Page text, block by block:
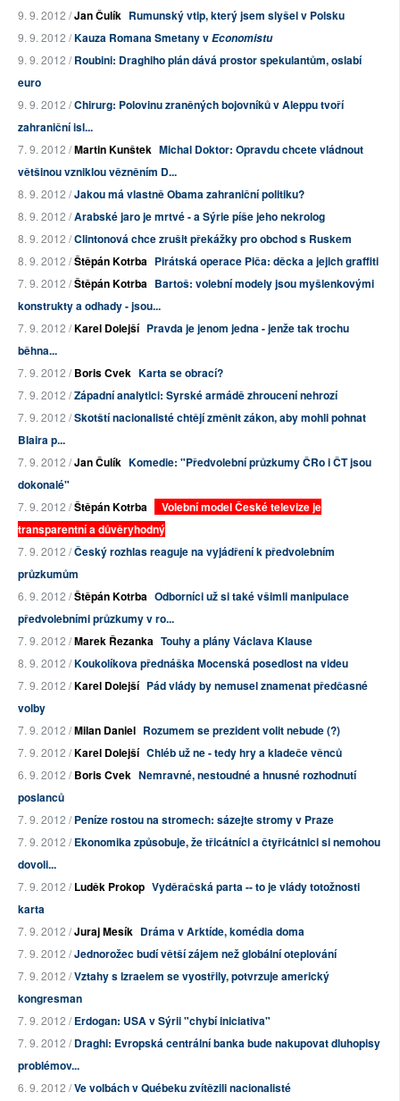
9. 9. 2012 /Jan Čulík Rumunský vtip, který jsem slyšel v Polsku
9. 9. 2012 /Kauza Romana Smetany vEconomistu
9. 9. 2012 /Roubini: Draghiho plán dává prostor spekulantům, oslabí
euro
9. 9. 2012 /Chirurg: Polovinu zraněných bojovníků v Aleppu tvoří
zahraniční isl...
7. 9. 2012 /Martin Kunštek Michal Doktor: Opravdu chcete vládnout
většinou vzniklou vězněním D...
8. 9. 2012 /Jakou má vlastně Obama zahraniční politiku?
8. 9. 2012 /Arabské jaro je mrtvé - a Sýrie píše jeho nekrolog
8. 9. 2012 /Clintonová chce zrušit překážky pro obchod s Ruskem
8. 9. 2012 /Štěpán Kotrba Pirátská operace Piča: děcka a jejich graffiti
7. 9. 2012 /Štěpán Kotrba Bartoš: volební modely jsou myšlenkovými
konstrukty a odhady - jsou...
7. 9. 2012 /Karel Dolejší Pravda je jenom jedna - jenže tak trochu
běhna...
7. 9. 2012 /Boris Cvek Karta se obrací?
7. 9. 2012 /Západní analytici: Syrské armádě zhroucení nehrozí
7. 9. 2012 /Skotští nacionalisté chtějí změnit zákon, aby mohli pohnat
Blaira p...
7. 9. 2012 /Jan Čulík Komedie: "Předvolební průzkumy ČRo i ČT jsou
dokonalé"
7. 9. 2012 /Štěpán Kotrba
Volební model České televize je
transparentní a důvěryhodný
7. 9. 2012 /Český rozhlas reaguje na vyjádření k předvolebním
průzkumům
6. 9. 2012 /Štěpán Kotrba Odborníci už si také všimli manipulace
předvolebními průzkumy v ro...
7. 9. 2012 /Marek Řezanka Touhy a plány Václava Klause
8. 9. 2012 /Koukolíkova přednáška Mocenská posedlost na videu
7. 9. 2012 /Karel Dolejší Pád vlády by nemusel znamenat předčasné
volby
7. 9. 2012 /Milan Daniel Rozumem se prezident volit nebude (?)
7. 9. 2012 /Karel Dolejší Chléb už ne - tedy hry a kladeče věnců
6. 9. 2012 /Boris Cvek Nemravné, nestoudné a hnusné rozhodnutí
poslanců
7. 9. 2012 /Peníze rostou na stromech: sázejte stromy v Praze
7. 9. 2012 /Ekonomika způsobuje, že třicátníci a čtyřicátnici si nemohou
dovoli...
7. 9. 2012 /Luděk Prokop Vyděračská parta -- to je vlády totožnosti
karta
7. 9. 2012 /Juraj Mesík Dráma v Arktíde, komédia doma
7. 9. 2012 /Jednorožec budí větší zájem než globální oteplování
7. 9. 2012 /Vztahy s Izraelem se vyostřily, potvrzuje americký
kongresman
7. 9. 2012 /Erdogan: USA v Sýrii "chybí iniciativa"
7. 9. 2012 /Draghi: Evropská centrální banka bude nakupovat dluhopisy
problémov...
6. 9. 2012 /Ve volbách v Québeku zvítězili nacionalisté